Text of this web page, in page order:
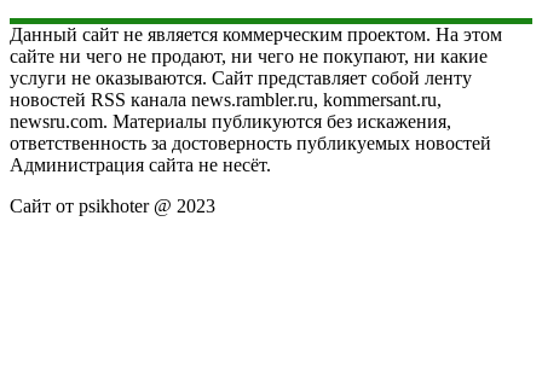
Данный сайт не является коммерческим проектом. На этом
сайте ни чего не продают, ни чего не покупают, ни какие
услуги не оказываются. Сайт представляет собой ленту
новостей RSS канала news.rambler.ru, kommersant.ru,
newsru.com. Материалы публикуются без искажения,
ответственность за достоверность публикуемых новостей
Администрация сайта не несёт.
Сайт от psikhoter @ 2023